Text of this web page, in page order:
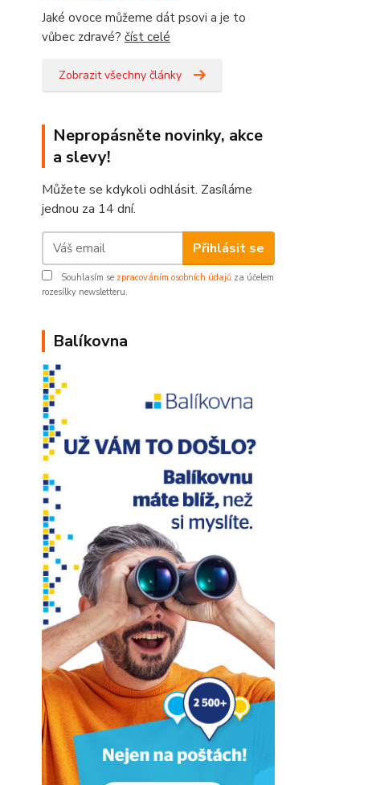
Jaké ovoce můžeme dát psovi a je to
vůbec zdravé? číst celé
Zobrazit všechny články
Nepropásněte novinky, akce
a slevy!
Můžete se kdykoli odhlásit. Zasíláme
jednou za 14 dní.
Přihlásit se
Souhlasím se zpracováním osobních údajů za účelem
rozesílky newsletteru.
Balíkovna